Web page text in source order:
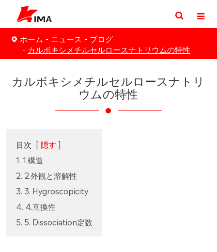
ホーム ニュース
ブログ
カルボキシメチルセルロースナトリウムの特性
カルボキシメチルセルロースナトリ
ウムの特性
目次 [ 隠す ]
1. 1.構造
2. 2.外観と溶解性
3. 3. Hygroscopicity
4. 4.互換性
5. 5. Dissociation定数